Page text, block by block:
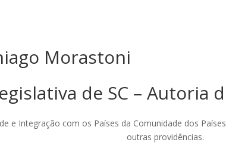
Morastoni
de SC – Autoria
e Integração com os Países da Comunidade dos
outras providências.